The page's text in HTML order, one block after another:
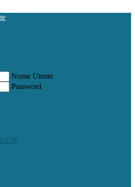
Nome Utente
Password
CIE